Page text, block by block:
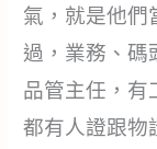
氣，就是他們
過，業務、碼
品管主任，有
都有人證跟物